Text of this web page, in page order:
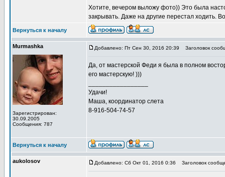
Хотите, вечером выложу фото)) Это была
закрывать. Даже на другие перестал ходить.
Вернуться к началу
Murmashka
Зарегистрирован:
30.09.2005
Сообщения: 787
Добавлено: Пт Сен 30, 2016 20:39 Заголовок
Да, от мастерской Феди я была в полном
его мастерскую! )))
Удачи!
Маша, координатор слета
8-916-504-74-57
Вернуться к началу
aukolosov Добавлено: Сб Окт 01, 2016 0:36 Заголовок